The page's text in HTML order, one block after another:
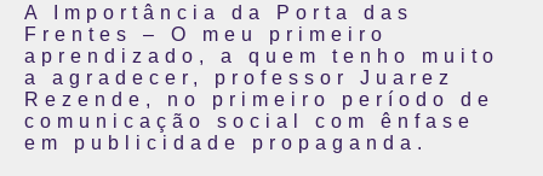
A Importância da Porta das
Frentes – O meu primeiro
aprendizado, a quem tenho muito
a agradecer, professor Juarez
Rezende, no primeiro período de
comunicação social com ênfase
em publicidade propaganda.